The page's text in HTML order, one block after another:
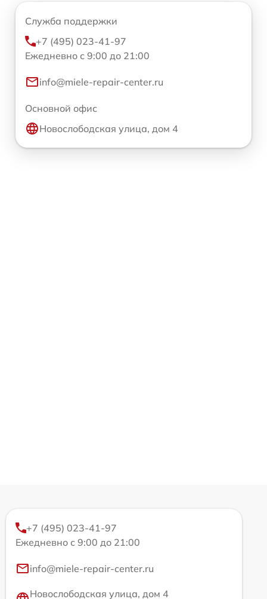
Служба поддержки
+7 (495) 023-41-97
Ежедневно с 9:00 до 21:00
info@miele-repair-center.ru
Основной офис
Новослободская улица, дом 4
+7 (495) 023-41-97
Ежедневно с 9:00 до 21:00
info@miele-repair-center.ru
Новослободская улица, дом 4